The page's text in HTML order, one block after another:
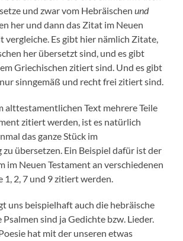
und zwar vom Hebräischenund
her und dann das Zitat im Neuen
vergleiche. Es gibt hier nämlich Zitate,
her übersetzt sind, und es gibt
Griechischen zitiert sind. Und es gibt
sinngemäß und recht frei zitiert sind.
alttestamentlichen Text mehrere Teile
zitiert werden, ist es natürlich
das ganze Stück im
zu übersetzen. Ein Beispiel dafür ist der
im Neuen Testament an verschiedenen
1, 2, 7 und 9 zitiert werden.
uns beispielhaft auch die hebräische
Psalmen sind ja Gedichte bzw. Lieder.
hat mit der unseren etwas